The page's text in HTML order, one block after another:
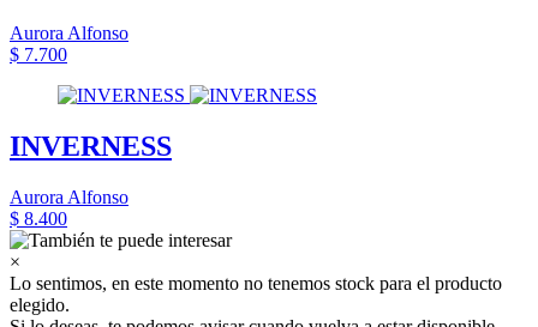
Aurora Alfonso
$ 7.700
INVERNESS
Aurora Alfonso
$ 8.400
×
Lo sentimos, en este momento no tenemos stock para el producto
elegido.